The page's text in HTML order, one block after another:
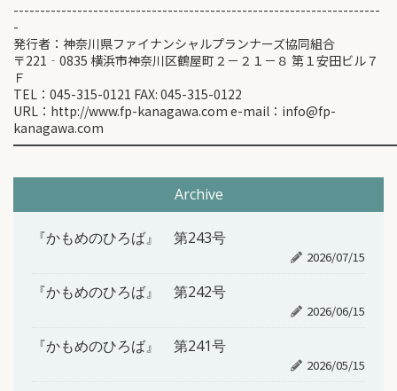
---------------------------------------------------------------------
-
発行者：神奈川県ファイナンシャルプランナーズ協同組合
〒221‐0835 横浜市神奈川区鶴屋町２－２１－８ 第１安田ビル７
Ｆ
TEL：045-315-0121 FAX: 045-315-0122
URL：http://www.fp-kanagawa.com e-mail：info@fp-
kanagawa.com
Archive
『かもめのひろば』 第243号
2026/07/15
『かもめのひろば』 第242号
2026/06/15
『かもめのひろば』 第241号
2026/05/15